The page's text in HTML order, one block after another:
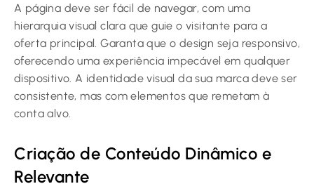
A página deve ser fácil de navegar, com uma
hierarquia visual clara que guie o visitante para a
oferta principal. Garanta que o design seja responsivo,
oferecendo uma experiência impecável em qualquer
dispositivo. A identidade visual da sua marca deve ser
consistente, mas com elementos que remetam à
conta alvo.
Criação de Conteúdo Dinâmico e
Relevante